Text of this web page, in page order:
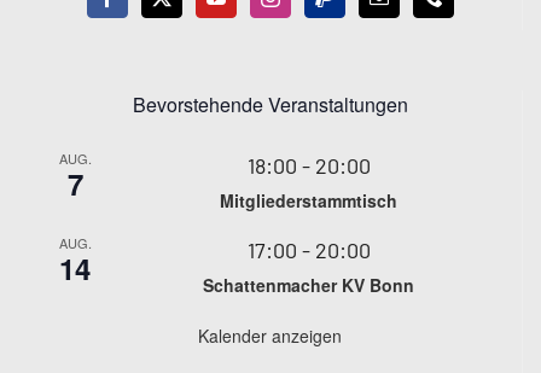
Bevorstehende Veranstaltungen
AUG.
7 18:00 - 20:00
Mitgliederstammtisch
AUG.
14 17:00 - 20:00
Schattenmacher KV Bonn
Kalender anzeigen